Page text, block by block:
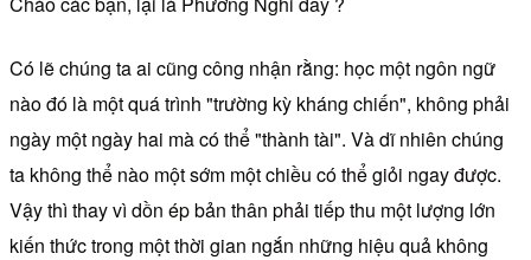
Có lẽ chúng ta ai cũng công nhận rằng: học một ngôn ngữ
nào đó là một quá trình "trường kỳ kháng chiến", không phải
ngày một ngày hai mà có thể "thành tài". Và dĩ nhiên chúng
ta không thể nào một sớm một chiều có thể giỏi ngay được.
Vậy thì thay vì dồn ép bản thân phải tiếp thu một lượng lớn
kiến thức trong một thời gian ngắn những hiệu quả không